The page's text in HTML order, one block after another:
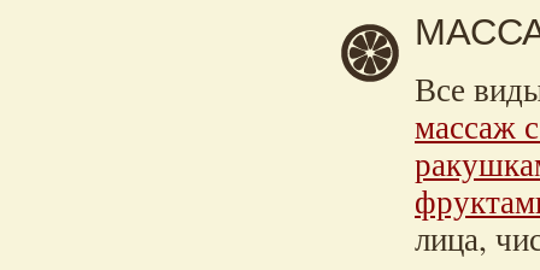
Все
массаж
лица,